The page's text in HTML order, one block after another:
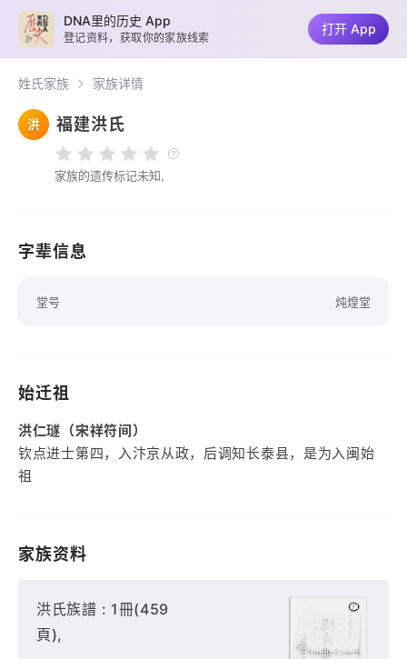
姓氏家族 家族详情
洪 福建洪氏
家族的遗传标记未知,
字辈信息
堂号 炖煌堂
始迁祖
洪仁璲（宋祥符间）
钦点进士第四，入汴京从政，后调知长泰县，是为入闽始
祖
家族资料
洪氏族譜 : 1冊(459
頁),
DNA里的历史 App
登记资料，获取你的家族线索
打开 App